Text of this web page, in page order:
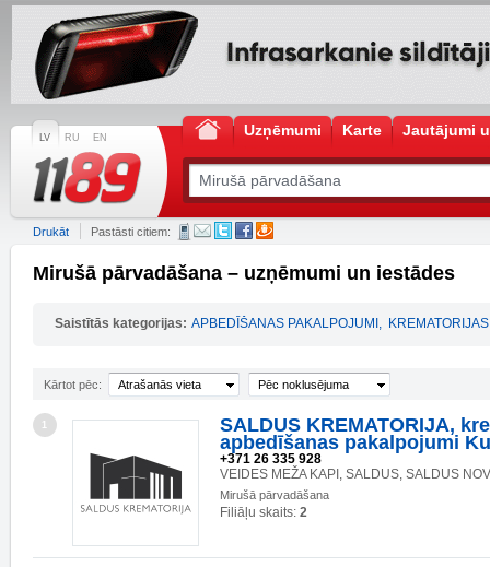
LV RU EN Uzņēmumi Karte Jautājumi
Drukāt Pastāsti citiem:
Mirušā pārvadāšana – uzņēmumi un iestādes
Saistītās kategorijas: APBEDĪŠANAS PAKALPOJUMI ,
Kārtot pēc: Atrašanās vieta Pēc noklusējuma
1
SALDUS KREMATORIJA,
apbedīšanas pakalpojumi
+371 26 335 928
VEIDES MEŽA KAPI, SALDUS, SALDUS
Mirušā pārvadāšana
Filiāļu skaits: 2